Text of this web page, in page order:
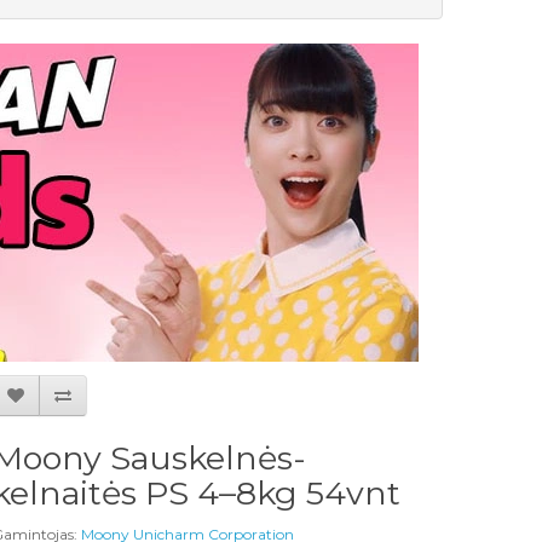
Sauskelnės-
PS 4–8kg 54vnt
Moony Unicharm Corporation